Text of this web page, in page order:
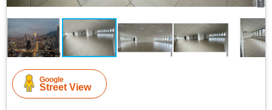
Google
Street View